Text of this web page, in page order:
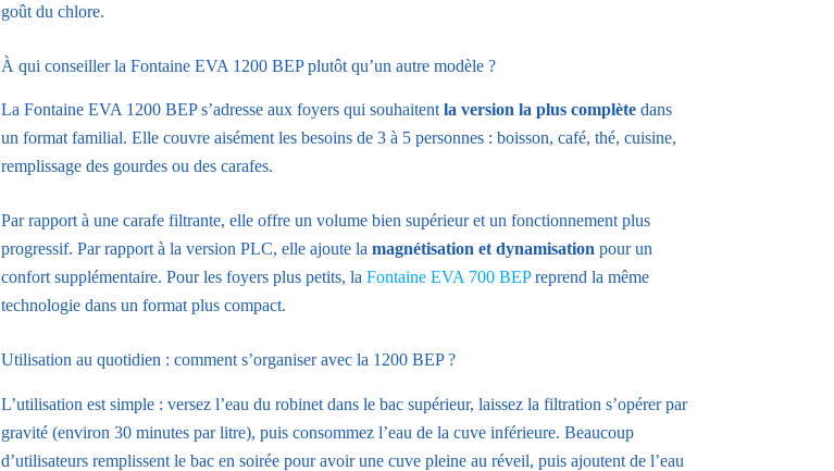
goût du chlore.
À qui conseiller la Fontaine EVA 1200 BEP plutôt qu’un autre modèle ?
La Fontaine EVA 1200 BEP s’adresse aux foyers qui souhaitentla version la plus complète dans
un format familial. Elle couvre aisément les besoins de 3 à 5 personnes : boisson, café, thé, cuisine,
remplissage des gourdes ou des carafes.
Par rapport à une carafe filtrante, elle offre un volume bien supérieur et un fonctionnement plus
progressif. Par rapport à la version PLC, elle ajoute lamagnétisation et dynamisation pour un
confort supplémentaire. Pour les foyers plus petits, laFontaine EVA 700 BEPreprend la même
technologie dans un format plus compact.
Utilisation au quotidien : comment s’organiser avec la 1200 BEP ?
L’utilisation est simple : versez l’eau du robinet dans le bac supérieur, laissez la filtration s’opérer par
gravité (environ 30 minutes par litre), puis consommez l’eau de la cuve inférieure. Beaucoup
d’utilisateurs remplissent le bac en soirée pour avoir une cuve pleine au réveil, puis ajoutent de l’eau